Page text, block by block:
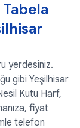
yerdesiniz.
gibi Yeşilhisar
Kutu Harf,
fiyat
telefon